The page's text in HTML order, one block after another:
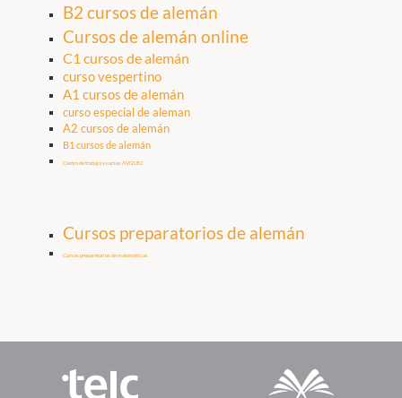
B2 cursos de alemán
Cursos de alemán online
C1 cursos de alemán
curso vespertino
A1 cursos de alemán
curso especial de aleman
A2 cursos de alemán
B1 cursos de alemán
Centro de trabajo y cursos AVGS B2
Cursos preparatorios de alemán
Cursos preparatorios de matemáticas